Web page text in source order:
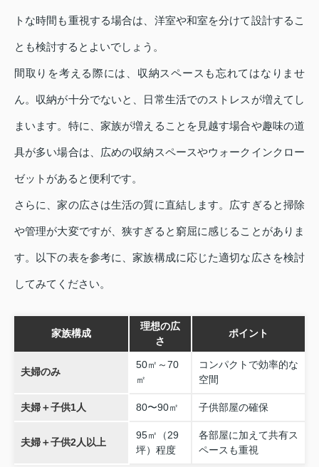
トな時間も重視する場合は、洋室や和室を分けて設計するこ
とも検討するとよいでしょう。
間取りを考える際には、収納スペースも忘れてはなりませ
ん。収納が十分でないと、日常生活でのストレスが増えてし
まいます。特に、家族が増えることを見越す場合や趣味の道
具が多い場合は、広めの収納スペースやウォークインクロー
ゼットがあると便利です。
さらに、家の広さは生活の質に直結します。広すぎると掃除
や管理が大変ですが、狭すぎると窮屈に感じることがありま
す。以下の表を参考に、家族構成に応じた適切な広さを検討
してみてください。
家族構成
理想の広
さ
ポイント
夫婦のみ
50㎡～70
㎡
コンパクトで効率的な
空間
夫婦＋子供1人 80〜90㎡ 子供部屋の確保
夫婦＋子供2人以上
95㎡（29
坪）程度
各部屋に加えて共有ス
ペースも重視